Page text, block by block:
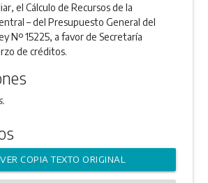
el Cálculo de Recursos de la
– del Presupuesto General del
Nº 15225, a favor de Secretaría
de créditos.
VER COPIA TEXTO ORIGINAL